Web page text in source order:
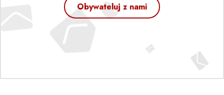
Obywateluj z nami